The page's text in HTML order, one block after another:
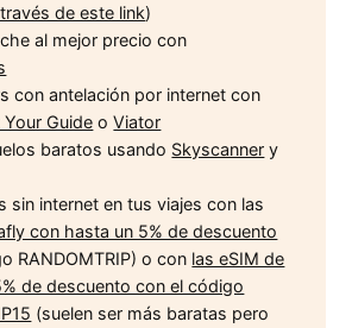
de este link)
al mejor precio con
con antelación por internet con
Your Guide oViator
baratos usando Skyscanner y
sin internet en tus viajes con las
con hasta un 5% de descuento
RANDOMTRIP) o con las eSIM de
de descuento con el código
(suelen ser más baratas pero